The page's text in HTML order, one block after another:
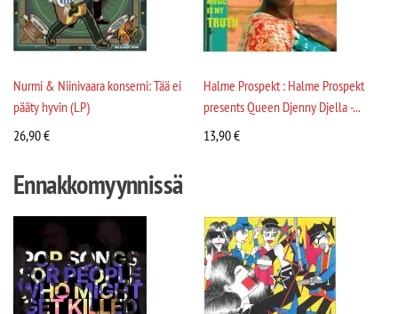
Nurmi & Niinivaara konserni: Tää ei
pääty hyvin (LP)
26,90€
Halme Prospekt : Halme Prospekt
presents Queen Djenny Djella -...
13,90€
Ennakkomyynnissä